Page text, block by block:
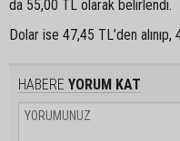
da 55,00 TL olarak belirlendi.
Dolar ise 47,45 TL’den alınıp,
HABERE YORUM KAT